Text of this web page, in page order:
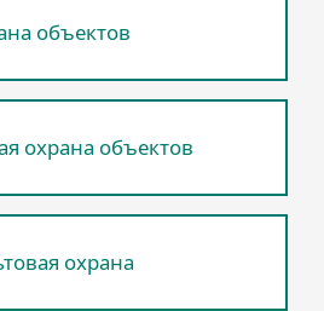
объектов
охрана объектов
охрана